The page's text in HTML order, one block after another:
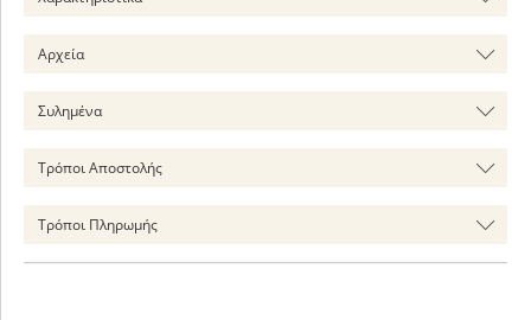
Αρχεία
Συλημένα
Τρόποι Αποστολής
Τρόποι Πληρωμής